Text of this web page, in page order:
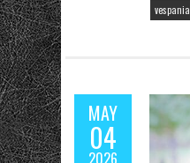
vespania
MAY
04
2026